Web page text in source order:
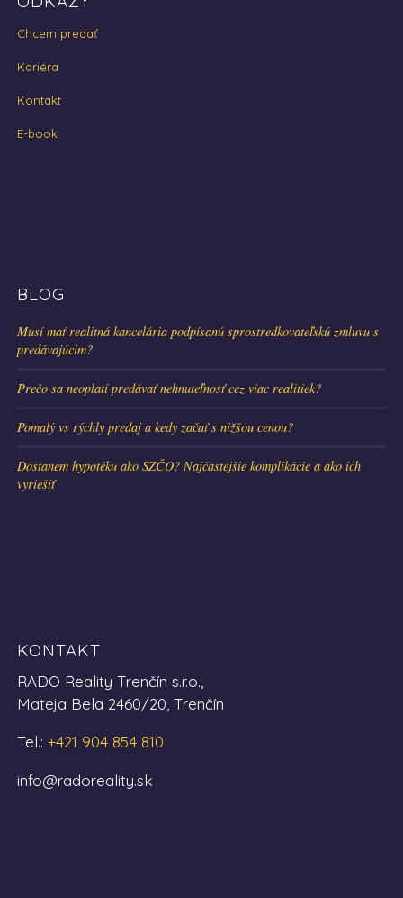
Chcem predať
Kariéra
Kontakt
E-book
BLOG
Musí mať realitná kancelária podpísanú sprostredkovateľskú zmluvu s
predávajúcim?
Prečo sa neoplatí predávať nehnuteľnosť cez viac realitiek?
Pomalý vs rýchly predaj a kedy začať s nižšou cenou?
Dostanem hypotéku ako SZČO? Najčastejšie komplikácie a ako ich
vyriešiť
KONTAKT
RADO Reality Trenčín s.r.o.,
Mateja Bela 2460/20, Trenčín
Tel.: +421 904 854 810
info@radoreality.sk